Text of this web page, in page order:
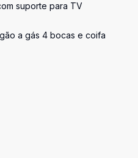
suporte para TV
a gás 4 bocas e coifa